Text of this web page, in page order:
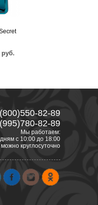
руб.
82-89
82-89
Мы работаем:
с 10:00 до 18:00
круглосуточно